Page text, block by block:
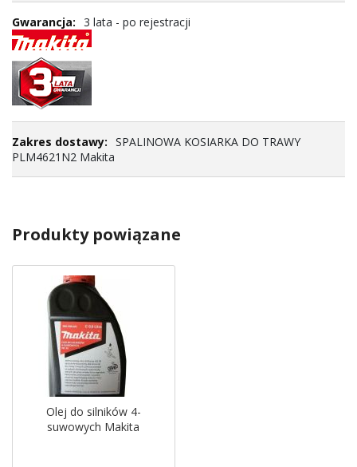
3 lata - po rejestracji
SPALINOWA KOSIARKA DO TRAWY
PLM4621N2 Makita
Produkty powiązane
Olej do silników 4-
suwowych Makita